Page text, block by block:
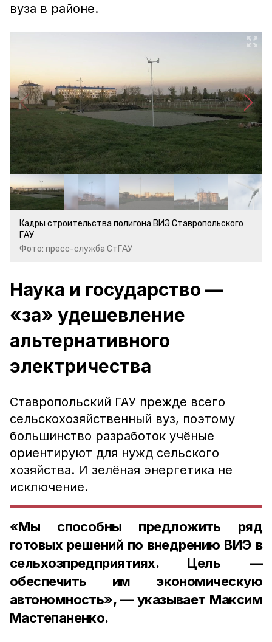
вуза в районе.
Кадры строительства полигона ВИЭ Ставропольского
ГАУ
Фото: пресс-служба СтГАУ
Наука и государство —
«за» удешевление
альтернативного
электричества
Ставропольский ГАУ прежде всего
сельскохозяйственный вуз, поэтому
большинство разработок учёные
ориентируют для нужд сельского
хозяйства. И зелёная энергетика не
исключение.
«Мы способны предложить ряд
готовых решений по внедрению ВИЭ в
сельхозпредприятиях. Цель —
обеспечить им экономическую
автономность», — указывает Максим
Мастепаненко.